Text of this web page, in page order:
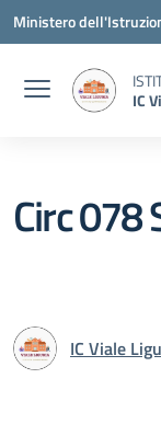
Vai ai contenuti
Vai al menu di
Vai al footer
Ministero
IC
Circ 078
IC Viale